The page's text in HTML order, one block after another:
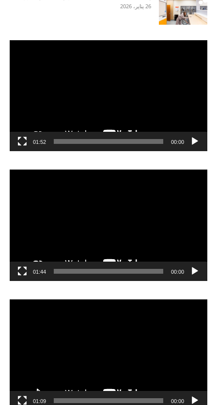
26 يناير، 2026
00:00
01:52
00:00
01:44
00:00
01:09